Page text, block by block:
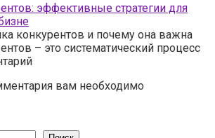
эффективные стратегии для
конкурентов и почему она важна
– это систематический процесс
вам необходимо